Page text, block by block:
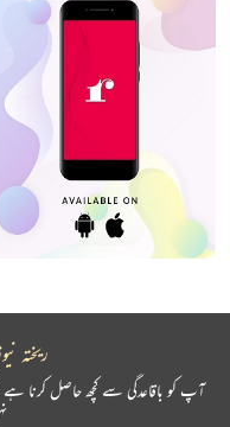
ریختہ
آپ کو باقاعدگی سے کچھ حاصل کرنا